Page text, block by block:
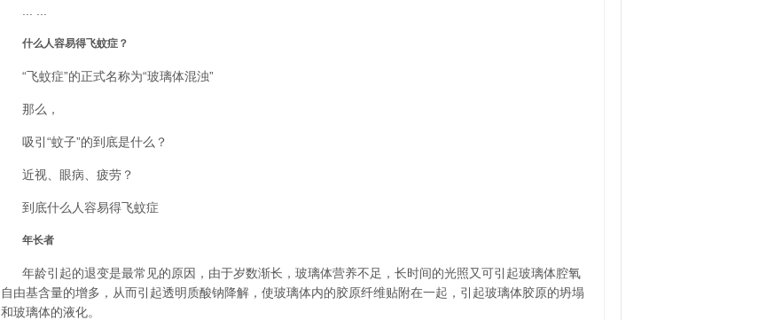
什么人容易得飞蚊症？
“飞蚊症”的正式名称为“玻璃体混浊”
那么，
吸引“蚊子”的到底是什么？
近视、眼病、疲劳？
到底什么人容易得飞蚊症
年长者
年龄引起的退变是最常见的原因，由于岁数渐长，玻璃体营养不足，长时间的光照又可引起玻璃体腔氧
自由基含量的增多，从而引起透明质酸钠降解，使玻璃体内的胶原纤维贴附在一起，引起玻璃体胶原的坍塌
和玻璃体的液化。